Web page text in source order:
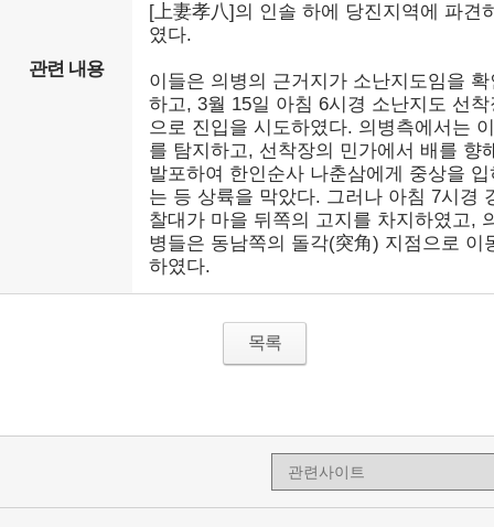
관련 내용
[上妻孝八]의 인솔 하에 당진지역에 파견
였다.
이들은 의병의 근거지가 소난지도임을 확
하고, 3월 15일 아침 6시경 소난지도 선착
으로 진입을 시도하였다. 의병측에서는 이
를 탐지하고, 선착장의 민가에서 배를 향
발포하여 한인순사 나춘삼에게 중상을 입
는 등 상륙을 막았다. 그러나 아침 7시경
찰대가 마을 뒤쪽의 고지를 차지하였고,
병들은 동남쪽의 돌각(突角) 지점으로 이
하였다.
목록